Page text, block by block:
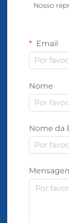
Nosso
Email
Nome
Nome da